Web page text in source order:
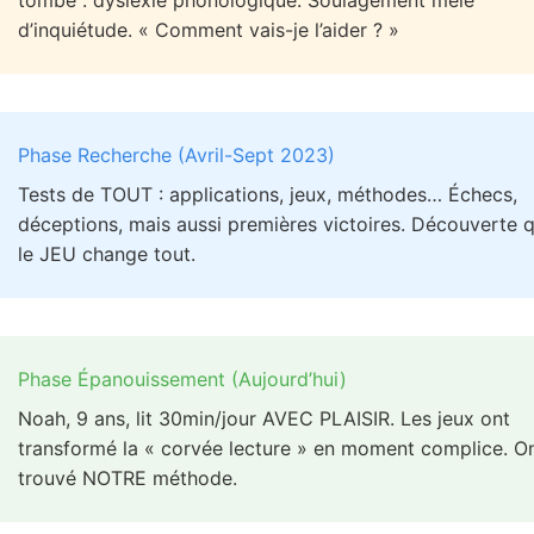
d’inquiétude. « Comment vais-je l’aider ? »
Phase Recherche (Avril-Sept 2023)
Tests de TOUT : applications, jeux, méthodes… Échecs,
déceptions, mais aussi premières victoires. Découverte
le JEU change tout.
Phase Épanouissement (Aujourd’hui)
Noah, 9 ans, lit 30min/jour AVEC PLAISIR. Les jeux ont
transformé la « corvée lecture » en moment complice.
trouvé NOTRE méthode.